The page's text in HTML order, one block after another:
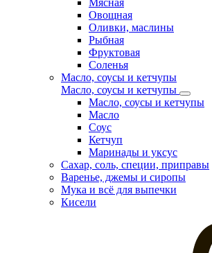
Мясная
Овощная
Оливки, маслины
Рыбная
Фруктовая
Соленья
Масло, соусы и кетчупы
Масло, соусы и кетчупы
Масло, соусы и кетчупы
Масло
Соус
Кетчуп
Маринады и уксус
Сахар, соль, специи, приправы
Варенье, джемы и сиропы
Мука и всё для выпечки
Кисели